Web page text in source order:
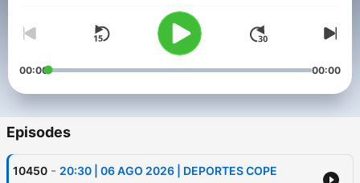
00:00 00:00
Episodes
10450 - 20:30 | 06 AGO 2026 | DEPORTES COPE